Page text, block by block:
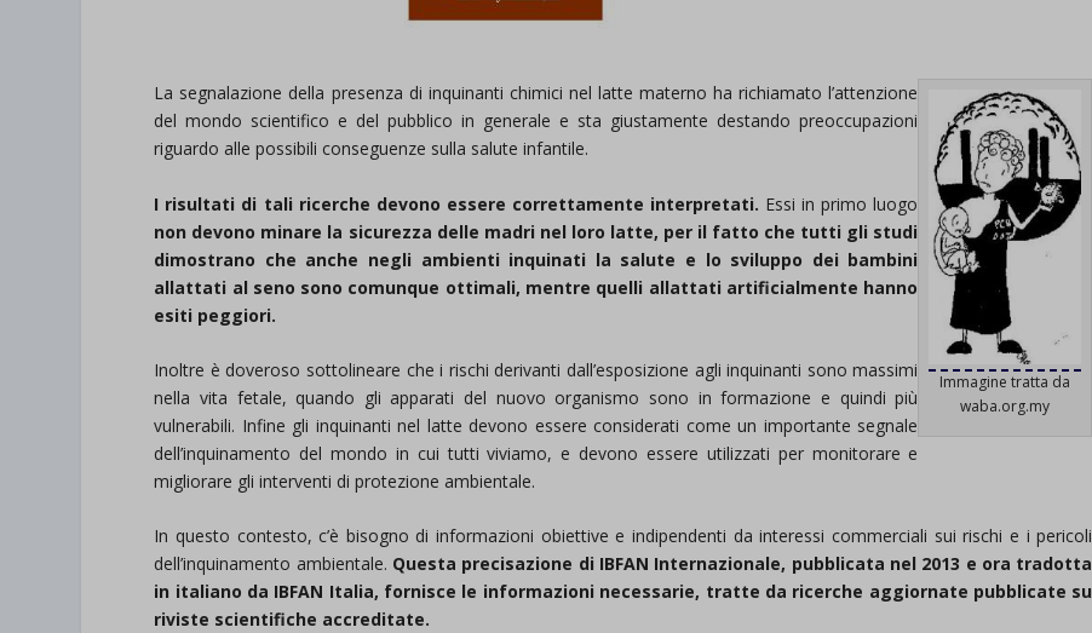
Immagine tratta da
waba.org.my
La segnalazione della presenza di inquinanti chimici nel latte materno ha richiamato l’attenzione
del mondo scientifico e del pubblico in generale e sta giustamente destando preoccupazioni
riguardo alle possibili conseguenze sulla salute infantile.
I risultati di tali ricerche devono essere correttamente interpretati. Essi in primo luogo
non devono minare la sicurezza delle madri nel loro latte, per il fatto che tutti gli studi
dimostrano che anche negli ambienti inquinati la salute e lo sviluppo dei bambini
allattati al seno sono comunque ottimali, mentre quelli allattati artificialmente hanno
esiti peggiori.
Inoltre è doveroso sottolineare che i rischi derivanti dall’esposizione agli inquinanti sono massimi
nella vita fetale, quando gli apparati del nuovo organismo sono in formazione e quindi più
vulnerabili. Infine gli inquinanti nel latte devono essere considerati come un importante segnale
dell’inquinamento del mondo in cui tutti viviamo, e devono essere utilizzati per monitorare e
migliorare gli interventi di protezione ambientale.
In questo contesto, c’è bisogno di informazioni obiettive e indipendenti da interessi commerciali sui rischi e i pericoli
dell’inquinamento ambientale. Questa precisazione di IBFAN Internazionale, pubblicata nel 2013 e ora tradotta
in italiano da IBFAN Italia, fornisce le informazioni necessarie, tratte da ricerche aggiornate pubblicate su
riviste scientifiche accreditate.